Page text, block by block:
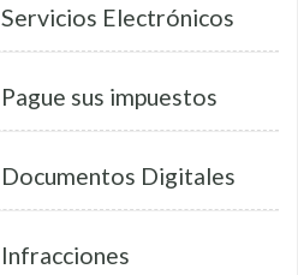
Servicios Electrónicos
Pague sus impuestos
Documentos Digitales
Infracciones